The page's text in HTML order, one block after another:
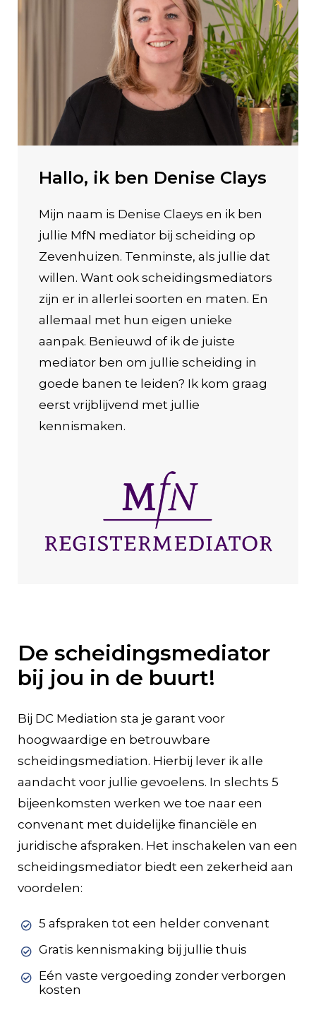
Hallo, ik ben Denise Clays
Mijn naam is Denise Claeys en ik ben
jullie MfN mediator bij scheiding op
Zevenhuizen. Tenminste, als jullie dat
willen. Want ook scheidingsmediators
zijn er in allerlei soorten en maten. En
allemaal met hun eigen unieke
aanpak. Benieuwd of ik de juiste
mediator ben om jullie scheiding in
goede banen te leiden? Ik kom graag
eerst vrijblijvend met jullie
kennismaken.
De scheidingsmediator
bij jou in de buurt!
Bij DC Mediation sta je garant voor
hoogwaardige en betrouwbare
scheidingsmediation. Hierbij lever ik alle
aandacht voor jullie gevoelens. In slechts 5
bijeenkomsten werken we toe naar een
convenant met duidelijke financiële en
juridische afspraken. Het inschakelen van een
scheidingsmediator biedt een zekerheid aan
voordelen:
5 afspraken tot een helder convenant
Gratis kennismaking bij jullie thuis
Eén vaste vergoeding zonder verborgen
kosten